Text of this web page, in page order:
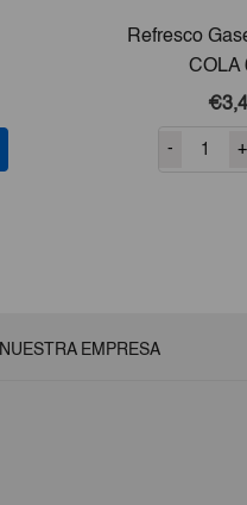
Refresco
COLA
- +
NUESTRA EMPRESA